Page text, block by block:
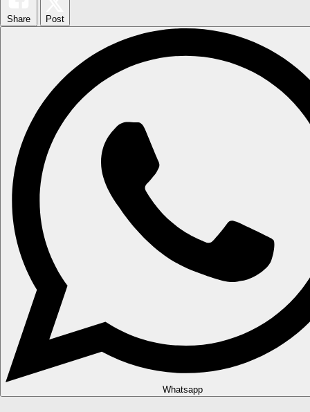
Share Post
Whatsapp